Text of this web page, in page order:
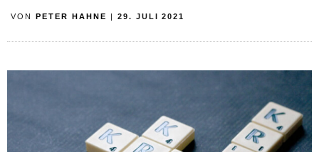
VON PETER HAHNE 29. JULI 2021